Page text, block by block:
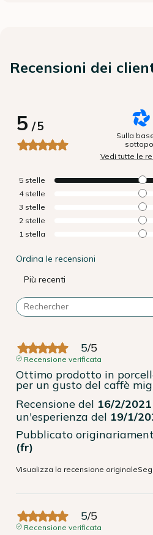
Recensioni dei
5/5
Sulla
Vedi tutte le
5 stelle
4 stelle
3 stelle
2 stelle
1 stella
Ordina le recensioni
5/5
Recensione verificata
Ottimo prodotto in
per un gusto del caffè
Recensione del 16/2/2021
un'esperienza del 19/1/
Pubblicato
(fr)
Visualizza la recensione originale
5/5
Recensione verificata